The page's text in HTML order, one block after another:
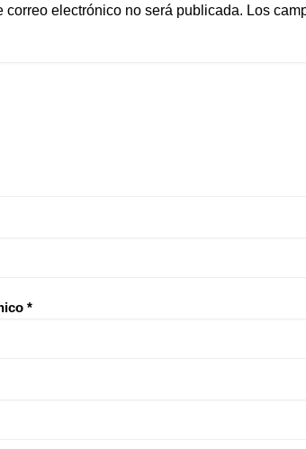
correo electrónico no será publicada. Los
*